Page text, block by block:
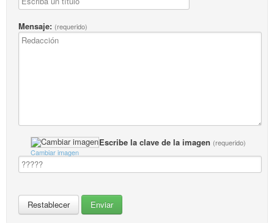
Mensaje: (requerido)
Escribe la clave de la imagen (requerido)
Cambiar imagen